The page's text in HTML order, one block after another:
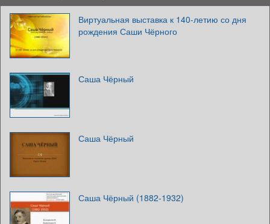
Виртуальная выставка к 140-летию со дня
рождения Саши Чёрного
Саша Чёрный
Саша Чёрный
Саша Чёрный (1882-1932)